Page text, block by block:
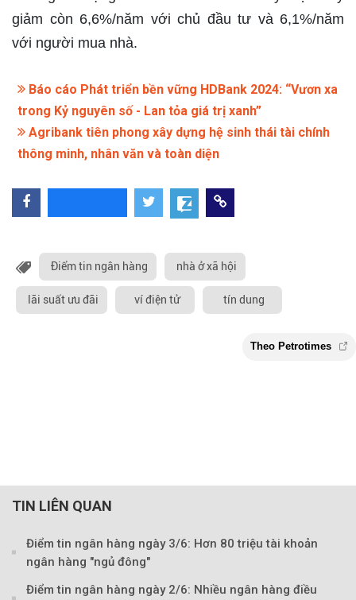
giảm còn 6,6%/năm với chủ đầu tư và 6,1%/năm
với người mua nhà.
Báo cáo Phát triển bền vững HDBank 2024: “Vươn xa
trong Kỷ nguyên số - Lan tỏa giá trị xanh”
Agribank tiên phong xây dựng hệ sinh thái tài chính
thông minh, nhân văn và toàn diện
Điểm tin ngân hàng nhà ở xã hội
lãi suất ưu đãi ví điện tử tín dung
TIN LIÊN QUAN
Điểm tin ngân hàng ngày 3/6: Hơn 80 triệu tài khoản
ngân hàng "ngủ đông"
Điểm tin ngân hàng ngày 2/6: Nhiều ngân hàng điều